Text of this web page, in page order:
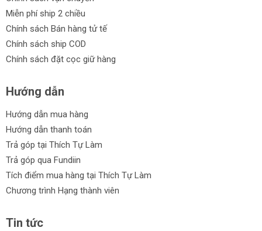
Miễn phí ship 2 chiều
Chính sách Bán hàng tử tế
Chính sách ship COD
Chính sách đặt cọc giữ hàng
Hướng dẫn
Hướng dẫn mua hàng
Hướng dẫn thanh toán
Trả góp tại Thích Tự Làm
Trả góp qua Fundiin
Tích điểm mua hàng tại Thích Tự Làm
Chương trình Hạng thành viên
Tin tức